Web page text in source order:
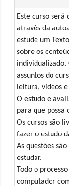
Este curso
através da
estude um
sobre os
individualizado.
assuntos do
leitura, vídeos
O estudo e
para que possa
Os cursos são
fazer o estudo
As questões
estudar.
Todo o
computador